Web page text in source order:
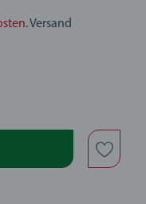
. Versand